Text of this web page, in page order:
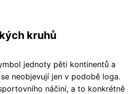
kruhů
jednoty pěti kontinentů a
neobjevují jen v podobě loga.
náčiní, a to konkrétně